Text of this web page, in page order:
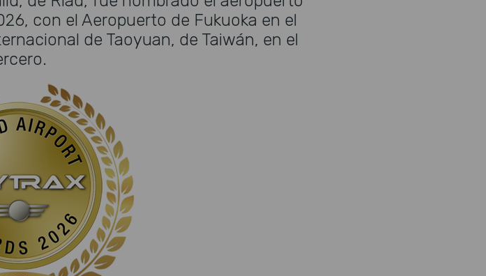
con el Aeropuerto de Fukuoka en el
de Taoyuan, de Taiwán, en el